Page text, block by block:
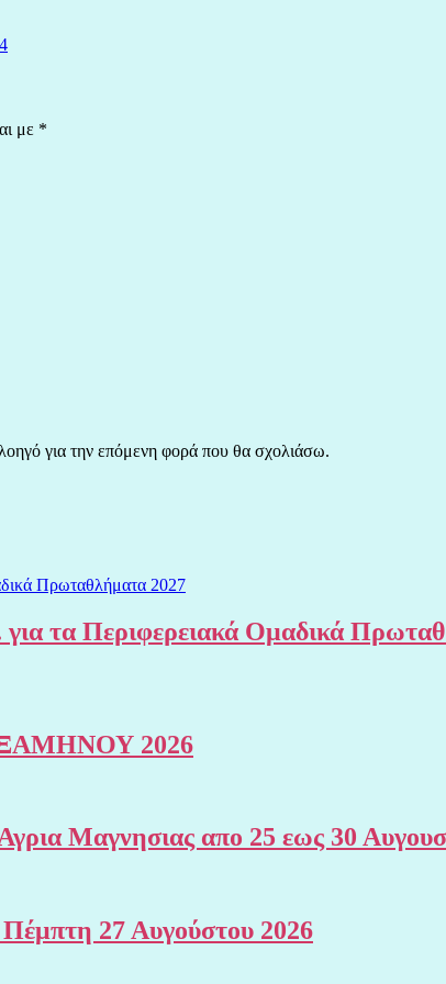
με *
για την επόμενη φορά που θα σχολιάσω.
τα Περιφερειακά Ομαδικά
2026
Μαγνησιας απο 25 εως 30
Πέμπτη 27 Αυγούστου 2026